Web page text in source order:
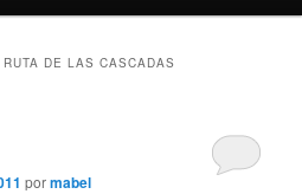
RUTA DE LAS CASCADAS
pormabel